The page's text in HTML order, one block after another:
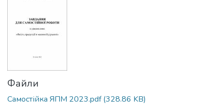
Файли
Самостійка ЯПМ 2023.pdf(328.86 KB)